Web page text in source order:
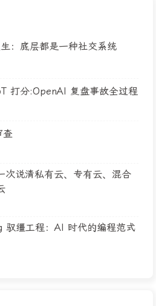
：底层都是一种社交系统
打分:OpenAI 复盘事故全过程
查
次说清私有云、专有云、混合
驭缰工程：AI 时代的编程范式